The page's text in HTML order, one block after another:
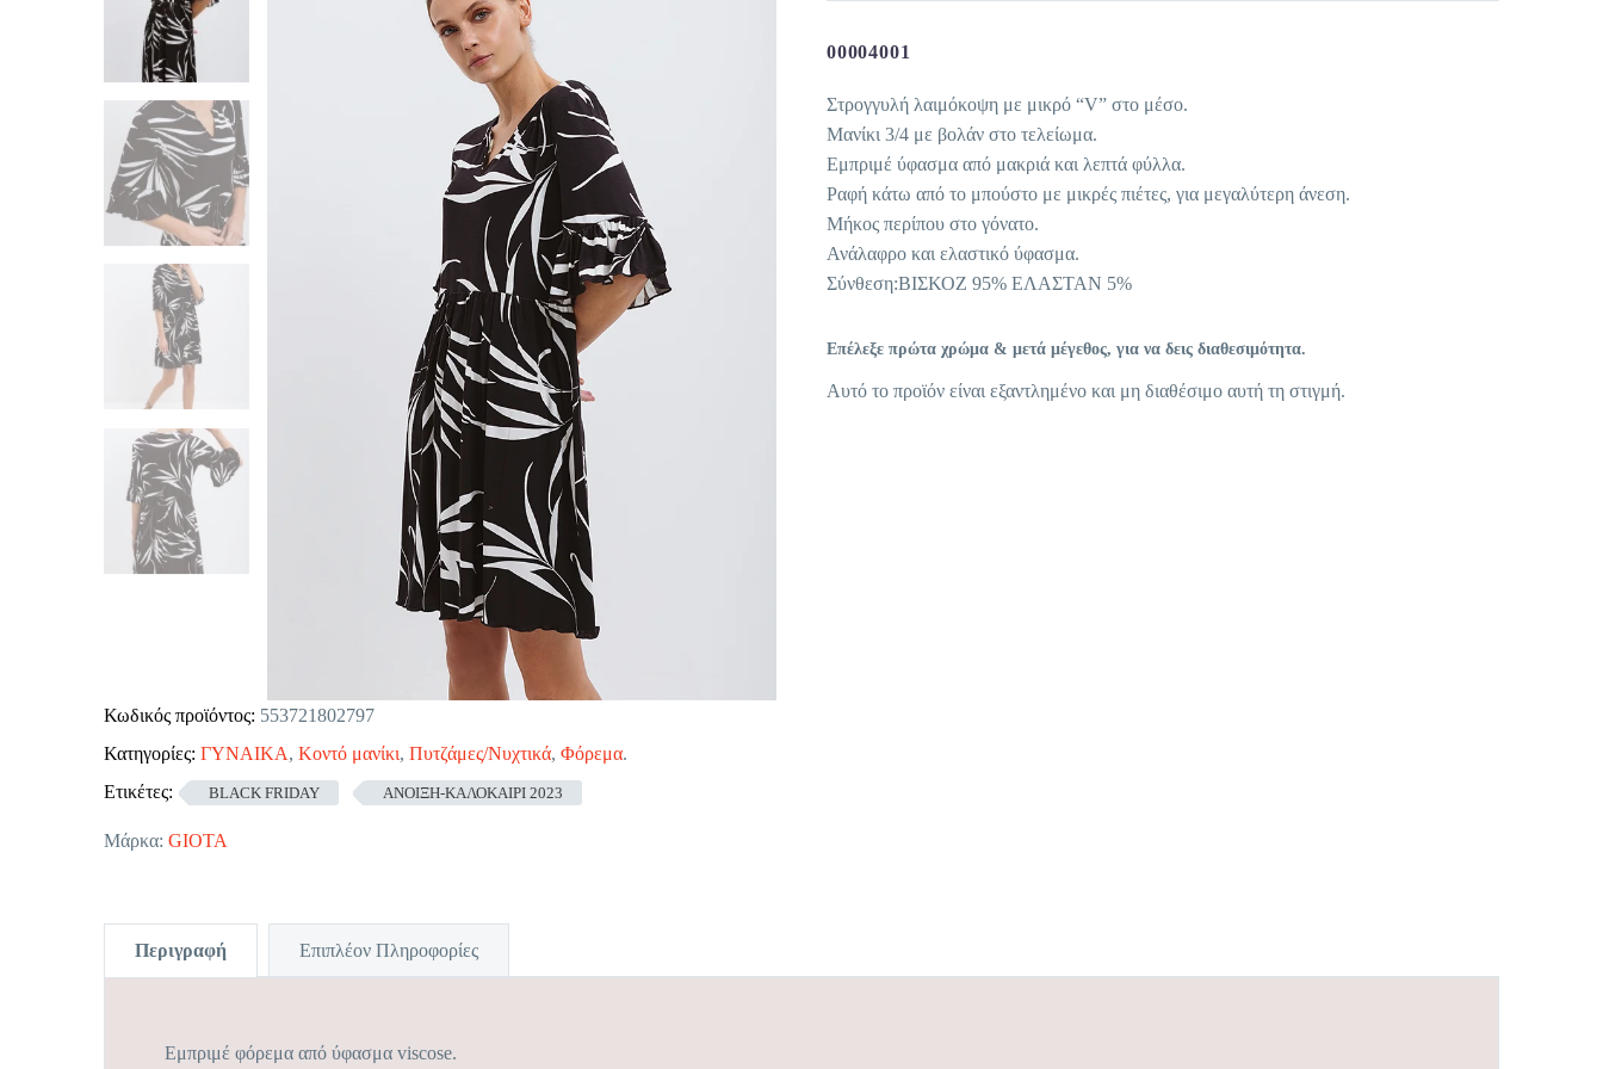
Κωδικός προϊόντος: 553721802797
Κατηγορίες: ΓΥΝΑΙΚΑ, Κοντό μανίκι, Πυτζάμες/Νυχτικά, Φόρεμα.
Ετικέτες:
BLACK FRIDAY ΑΝΟΙΞΗ-ΚΑΛΟΚΑΙΡΙ 2023
Μάρκα: GIOTA
00004001
Στρογγυλή λαιμόκοψη με μικρό “V” στο μέσο.
Μανίκι 3/4 με βολάν στο τελείωμα.
Εμπριμέ ύφασμα από μακριά και λεπτά φύλλα.
Ραφή κάτω από το μπούστο με μικρές πιέτες, για μεγαλύτερη άνεση.
Μήκος περίπου στο γόνατο.
Ανάλαφρο και ελαστικό ύφασμα.
Σύνθεση:ΒΙΣΚΟΖ 95% ΕΛΑΣΤΑΝ 5%
Επέλεξε πρώτα χρώμα & μετά μέγεθος, για να δεις διαθεσιμότητα.
Αυτό το προϊόν είναι εξαντλημένο και μη διαθέσιμο αυτή τη στιγμή.
Περιγραφή Επιπλέον Πληροφορίες
Εμπριμέ φόρεμα από ύφασμα viscose.